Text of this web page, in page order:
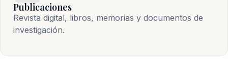
Publicaciones
Revista digital, libros, memorias y documentos de
investigación.